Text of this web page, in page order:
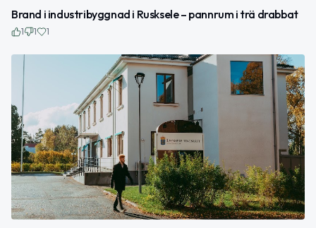
Brand i industribyggnad i Rusksele – pannrum i trä drabbat
1 1 1